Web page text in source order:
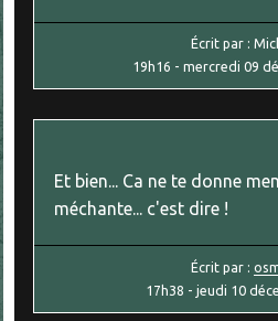
Écrit par :
19h16 -mercredi 09
Et bien... Ca ne te donne
méchante... c'est dire !
Écrit par :
17h38 -jeudi 10